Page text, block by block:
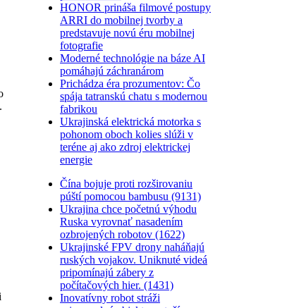
HONOR prináša filmové postupy
ARRI do mobilnej tvorby a
predstavuje novú éru mobilnej
fotografie
Moderné technológie na báze AI
pomáhajú záchranárom
Prichádza éra prozumentov: Čo
spája tatranskú chatu s modernou
fabrikou
Ukrajinská elektrická motorka s
pohonom oboch kolies slúži v
teréne aj ako zdroj elektrickej
energie
Čína bojuje proti rozširovaniu
púští pomocou bambusu (9131)
Ukrajina chce početnú výhodu
Ruska vyrovnať nasadením
ozbrojených robotov (1622)
Ukrajinské FPV drony naháňajú
ruských vojakov. Uniknuté videá
pripomínajú zábery z
počítačových hier. (1431)
Inovatívny robot stráži